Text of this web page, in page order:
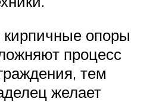
опоры
процесс
тем
желает